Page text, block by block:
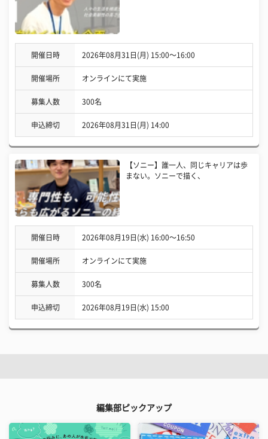
開催日時 2026年08月31日(月) 15:00〜16:00
開催場所 オンラインにて実施
募集人数 300名
申込締切 2026年08月31日(月) 14:00
【ソニー】誰一人、同じキャリアは歩
まない。ソニーで描く、
開催日時 2026年08月19日(水) 16:00〜16:50
開催場所 オンラインにて実施
募集人数 300名
申込締切 2026年08月19日(水) 15:00
編集部ピックアップ